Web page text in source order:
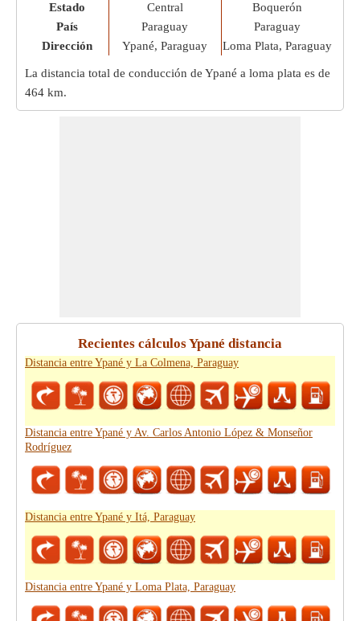
Estado
País
Dirección
Central
Paraguay
Ypané, Paraguay
Boquerón
Paraguay
Loma Plata, Paraguay
La distancia total de conducción de Ypané a loma plata es de
464 km.
Recientes cálculos Ypané distancia
Distancia entre Ypané y La Colmena, Paraguay
Distancia entre Ypané y Av. Carlos Antonio López & Monseñor
Rodríguez
Distancia entre Ypané y Itá, Paraguay
Distancia entre Ypané y Loma Plata, Paraguay